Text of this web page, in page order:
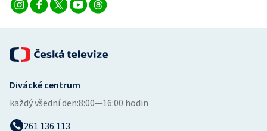
Divácké centrum
každý všední den:8:00—16:00 hodin
261 136 113